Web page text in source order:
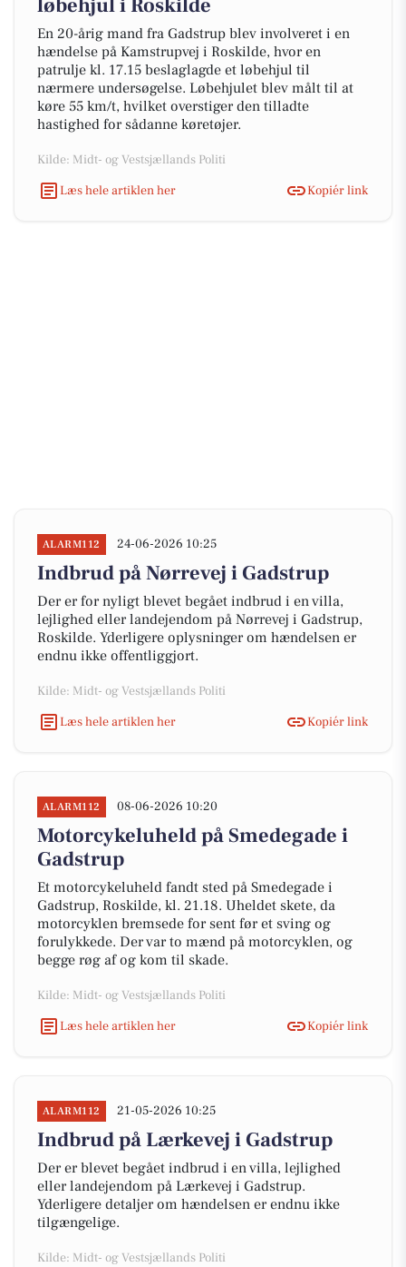
løbehjul i Roskilde
En 20-årig mand fra Gadstrup blev involveret i en
hændelse på Kamstrupvej i Roskilde, hvor en
patrulje kl. 17.15 beslaglagde et løbehjul til
nærmere undersøgelse. Løbehjulet blev målt til at
køre 55 km/t, hvilket overstiger den tilladte
hastighed for sådanne køretøjer.
Kilde: Midt- og Vestsjællands Politi
Læs hele artiklen her
Kopiér link
ALARM112 24-06-2026 10:25
Indbrud på Nørrevej i Gadstrup
Der er for nyligt blevet begået indbrud i en villa,
lejlighed eller landejendom på Nørrevej i Gadstrup,
Roskilde. Yderligere oplysninger om hændelsen er
endnu ikke offentliggjort.
Kilde: Midt- og Vestsjællands Politi
Læs hele artiklen her
Kopiér link
ALARM112 08-06-2026 10:20
Motorcykeluheld på Smedegade i
Gadstrup
Et motorcykeluheld fandt sted på Smedegade i
Gadstrup, Roskilde, kl. 21.18. Uheldet skete, da
motorcyklen bremsede for sent før et sving og
forulykkede. Der var to mænd på motorcyklen, og
begge røg af og kom til skade.
Kilde: Midt- og Vestsjællands Politi
Læs hele artiklen her
Kopiér link
ALARM112 21-05-2026 10:25
Indbrud på Lærkevej i Gadstrup
Der er blevet begået indbrud i en villa, lejlighed
eller landejendom på Lærkevej i Gadstrup.
Yderligere detaljer om hændelsen er endnu ikke
tilgængelige.
Kilde: Midt- og Vestsjællands Politi